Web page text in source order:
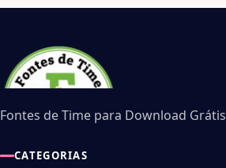
Fontes de Time para Download Grátis
CATEGORIAS